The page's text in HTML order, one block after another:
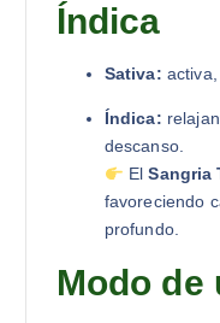
Índica
Sativa:
Índica:
descanso.
ElSangria
favoreciendo
profundo.
Modo de